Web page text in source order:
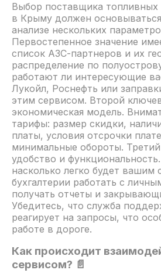
Выбор поставщика топливных
в Крыму должен
анализе нескольких
Первостепенное значение
список АЗС-партнеров и их
распределение по
работают ли интересующие
Лукойл, Роснефть или
этим сервисом. Второй
экономическая модель.
тарифы: размер скидки,
платы, условия отсрочки
минимальные обороты.
удобство и
насколько легко будет вашим
бухгалтерии работать с
получать отчеты и
Убедитесь, что служба
реагирует на запросы, что
работе в дороге.
Как происходит
сервисом? 📄